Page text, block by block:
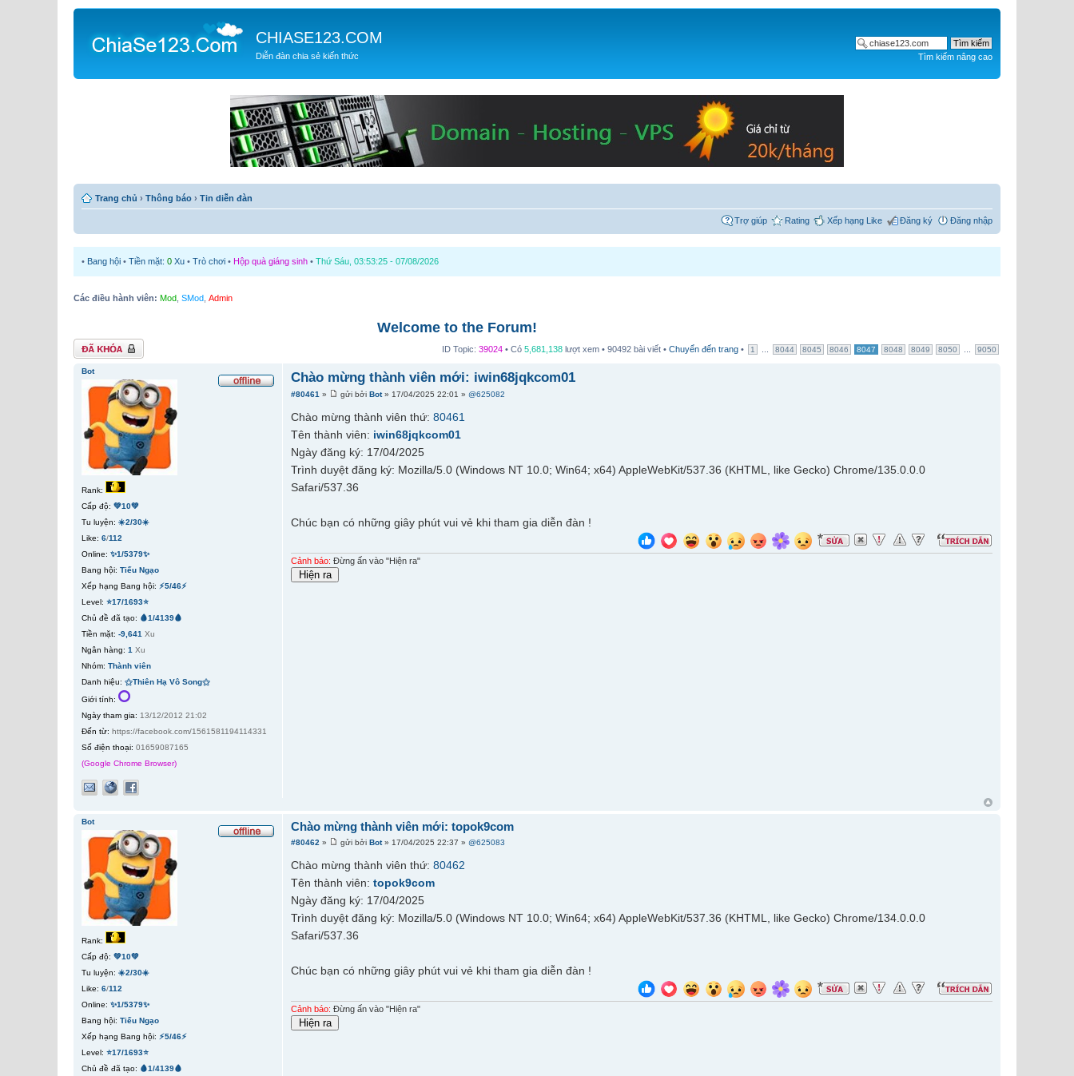
CHIASE123.COM
Diễn đàn chia sẻ kiến thức Tìm kiếm nâng cao
Trang chủ › Thông báo › Tin diễn đàn
Trợ giúp Rating Xếp hạng Like Đăng ký Đăng nhập
• Bang hội • Tiền mặt: 0 Xu • Trò chơi • Hộp quà giáng sinh • Thứ Sáu, 03:53:25 - 07/08/2026
Các điều hành viên: Mod SMod Admin
Welcome to the Forum!
Chủ đề bị khóa ID Topic: 39024 • Có 5,681,138 lượt xem • 90492 bài viết • Chuyển đến trang • 1 8044 8045 8046 8047 8048 8049 8050 9050
Chào mừng thành viên mới: iwin68jqkcom01
#80461 » gửi bởiBot» 17/04/2025 22:01 »@625082
Chào mừng thành viên thứ:80461
Tên thành viên: iwin68jqkcom01
Ngày đăng ký: 17/04/2025
Trình duyệt đăng ký: Mozilla/5.0 (Windows NT 10.0; Win64; x64) AppleWebKit/537.36 (KHTML, like Gecko) Chrome/135.0.0.0
Safari/537.36
Chúc bạn có những giây phút vui vẻ khi tham gia diễn đàn !
Cảnh báo: Đừng ấn vào "Hiện ra"
Bot
Rank:
Cấp độ: 💚10💚
Tu luyện: ☀️2/30☀️
Like: 6/112
Online: ✨1/5379✨
Bang hội: Tiếu Ngạo
Xếp hạng Bang hội: ⚡5/46⚡
Level: ⭐17/1693⭐
Chủ đề đã tạo: 🩸1/4139🩸
Tiền mặt: -9,641 Xu
Ngân hàng: 1 Xu
Nhóm: Thành viên
Danh hiệu: ⚝Thiên Hạ Vô Song⚝
Giới tính:
Ngày tham gia: 13/12/2012 21:02
Đến từ: https://facebook.com/1561581194114331
Số điện thoại: 01659087165
(Google Chrome Browser)
Chào mừng thành viên mới: topok9com
#80462 » gửi bởiBot» 17/04/2025 22:37 »@625083
Chào mừng thành viên thứ:80462
Tên thành viên:topok9com
Ngày đăng ký: 17/04/2025
Trình duyệt đăng ký: Mozilla/5.0 (Windows NT 10.0; Win64; x64) AppleWebKit/537.36 (KHTML, like Gecko) Chrome/134.0.0.0
Safari/537.36
Chúc bạn có những giây phút vui vẻ khi tham gia diễn đàn !
Cảnh báo: Đừng ấn vào "Hiện ra"
Bot
Rank:
Cấp độ: 💚10💚
Tu luyện: ☀️2/30☀️
Like: 6/112
Online: ✨1/5379✨
Bang hội: Tiếu Ngạo
Xếp hạng Bang hội: ⚡5/46⚡
Level: ⭐17/1693⭐
Chủ đề đã tạo: 🩸1/4139🩸